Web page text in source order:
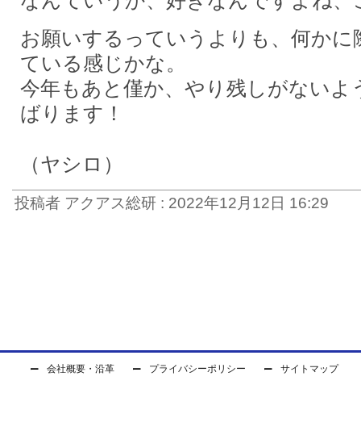
お願いするっていうよりも、何かに
ている感じかな。
今年もあと僅か、やり残しがないよ
ばります！
（ヤシロ）
投稿者 アクアス総研 : 2022年12月12日 16:29
会社概要・沿革 プライバシーポリシー サイトマップ